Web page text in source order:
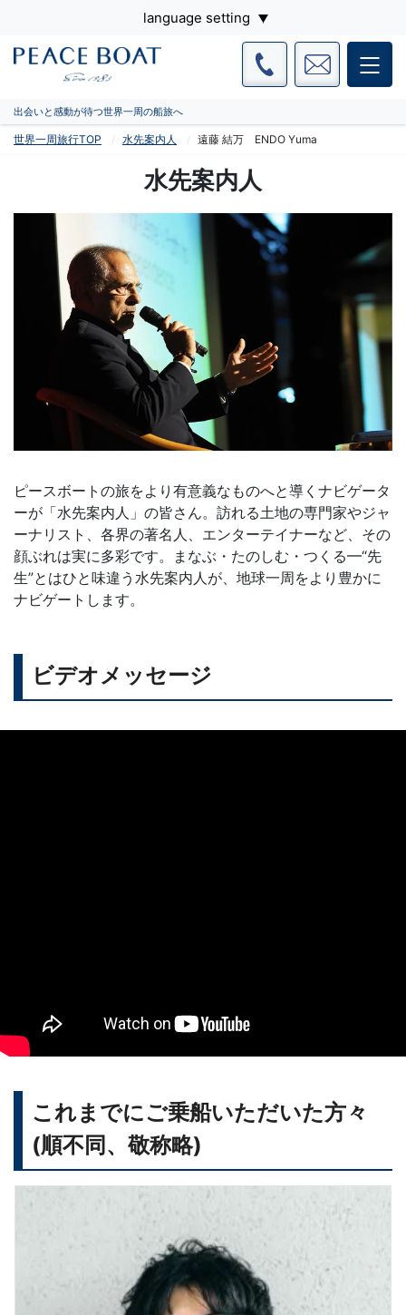
language setting
出会いと感動が待つ世界一周の船旅へ
世界一周旅行TOP 水先案内人 遠藤 結万 ENDO Yuma
水先案内人
ピースボートの旅をより有意義なものへと導くナビゲータ
ーが「水先案内人」の皆さん。訪れる土地の専門家やジャ
ーナリスト、各界の著名人、エンターテイナーなど、その
顔ぶれは実に多彩です。まなぶ・たのしむ・つくる━“先
生”とはひと味違う水先案内人が、地球一周をより豊かに
ナビゲートします。
ビデオメッセージ
これまでにご乗船いただいた方々
(順不同、敬称略)